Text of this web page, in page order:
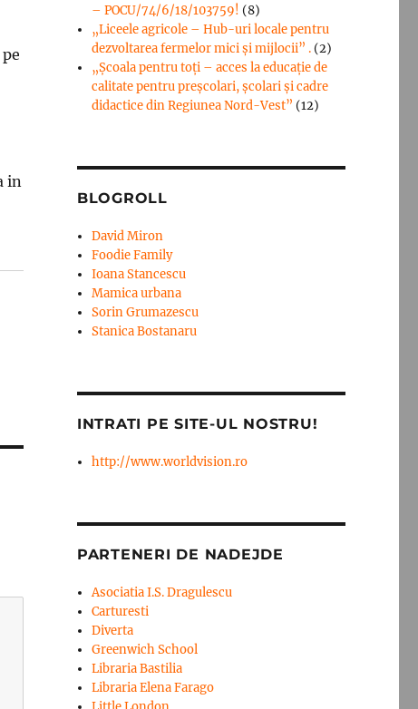
in
– POCU/74/6/18/103759! (8)
„Liceele agricole – Hub-uri locale pentru
dezvoltarea fermelor mici şi mijlocii” . (2)
„Școala pentru toți – acces la educație de
calitate pentru preșcolari, școlari și cadre
didactice din Regiunea Nord-Vest” (12)
BLOGROLL
David Miron
Foodie Family
Ioana Stancescu
Mamica urbana
Sorin Grumazescu
Stanica Bostanaru
INTRATI PE SITE-UL NOSTRU!
http://www.worldvision.ro
PARTENERI DE NADEJDE
Asociatia I.S. Dragulescu
Carturesti
Diverta
Greenwich School
Libraria Bastilia
Libraria Elena Farago